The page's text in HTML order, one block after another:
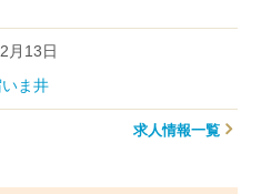
月13日
ま井
求人情報一覧